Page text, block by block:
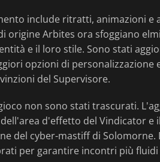
include ritratti, animazioni e
origine Arbites ora sfoggiano
e il loro stile. Sono stati
opzioni di
del Supervisore.
non sono stati trascurati.
d'effetto del Vindicator
del cyber-mastiff di
per garantire incontri più fluidi